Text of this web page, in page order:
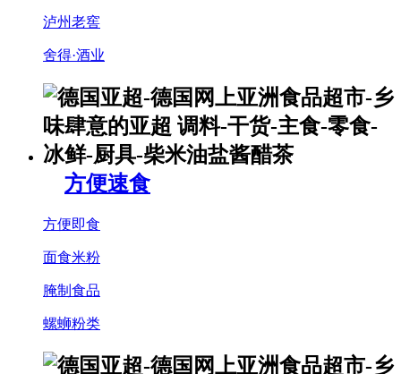
泸州老窖
舍得·酒业
方便速食
方便即食
面食米粉
腌制食品
螺蛳粉类